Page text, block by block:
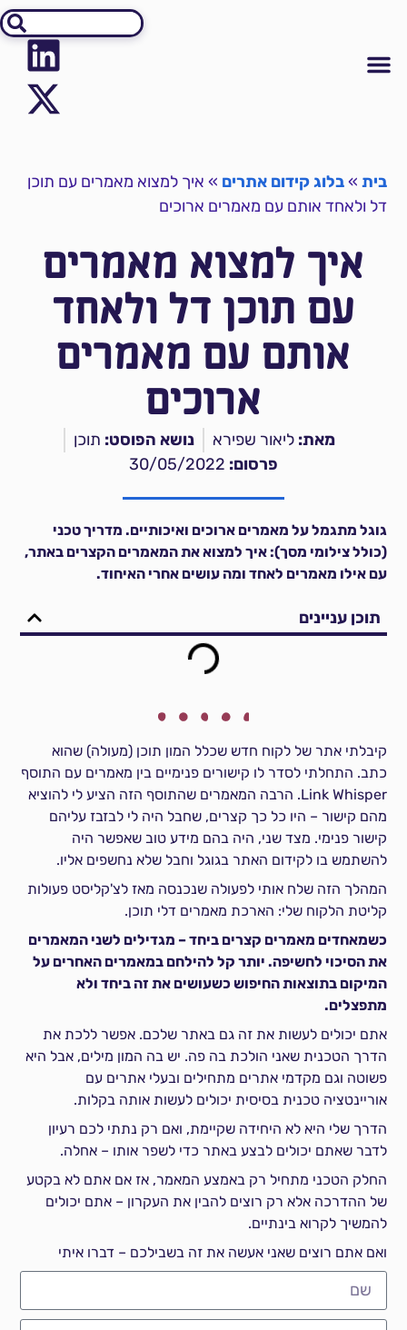
בית »בלוג קידום אתרים » איך למצוא מאמרים עם תוכן
דל ולאחד אותם עם מאמרים ארוכים
איך למצוא מאמרים
עם תוכן דל ולאחד
אותם עם מאמרים
ארוכים
מאת: ליאור שפירא נושא הפוסט: תוכן
פרסום: 30/05/2022
גוגל מתגמל על מאמרים ארוכים ואיכותיים. מדריך טכני
(כולל צילומי מסך): איך למצוא את המאמרים הקצרים באתר,
עם אילו מאמרים לאחד ומה עושים אחרי האיחוד.
תוכן עניינים
קיבלתי אתר של לקוח חדש שכלל המון תוכן (מעולה) שהוא
כתב. התחלתי לסדר לו קישורים פנימיים בין מאמרים עם התוסף
Link Whisper. הרבה המאמרים שהתוסף הזה הציע לי להוציא
מהם קישור – היו כל כך קצרים, שחבל היה לי לבזבז עליהם
קישור פנימי. מצד שני, היה בהם מידע טוב שאפשר היה
להשתמש בו לקידום האתר בגוגל וחבל שלא נחשפים אליו.
המהלך הזה שלח אותי לפעולה שנכנסה מאז לצ'קליסט פעולות
קליטת הלקוח שלי: הארכת מאמרים דלי תוכן.
כשמאחדים מאמרים קצרים ביחד – מגדילים לשני המאמרים
את הסיכוי לחשיפה. יותר קל להילחם במאמרים האחרים על
המיקום בתוצאות החיפוש כשעושים את זה ביחד ולא
מתפצלים.
אתם יכולים לעשות את זה גם באתר שלכם. אפשר ללכת את
הדרך הטכנית שאני הולכת בה פה. יש בה המון מילים, אבל היא
פשוטה וגם מקדמי אתרים מתחילים ובעלי אתרים עם
אוריינטציה טכנית בסיסית יכולים לעשות אותה בקלות.
הדרך שלי היא לא היחידה שקיימת, ואם רק נתתי לכם רעיון
לדבר שאתם יכולים לבצע באתר כדי לשפר אותו – אחלה.
החלק הטכני מתחיל רק באמצע המאמר, אז אם אתם לא בקטע
של ההדרכה אלא רק רוצים להבין את העקרון – אתם יכולים
להמשיך לקרוא בינתיים.
ואם אתם רוצים שאני אעשה את זה בשבילכם – דברו איתי